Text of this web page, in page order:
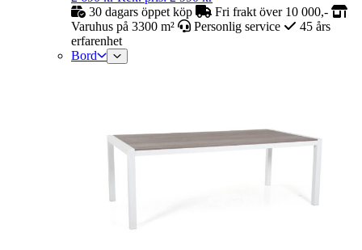
30 dagars öppet köp
Fri frakt över 10 000,-
Varuhus på 3300 m²
Personlig service
45 års
erfarenhet
Bord